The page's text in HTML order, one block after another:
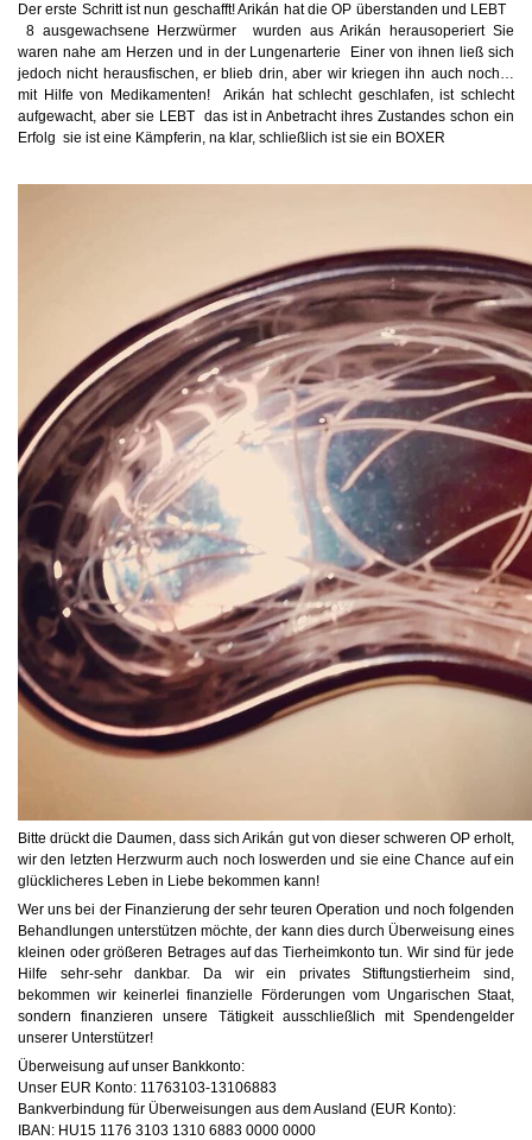
Der erste Schritt ist nun geschafft! Arikán hat die OP überstanden und LEBT
8 ausgewachsene Herzwürmer
wurden aus Arikán herausoperiertSie
waren nahe am Herzen und in der Lungenarterie
Einer von ihnen ließ sich
jedoch nicht herausfischen, er blieb drin, aber wir kriegen ihn auch noch…
mit Hilfe von Medikamenten!
Arikán hat schlecht geschlafen, ist schlecht
aufgewacht, aber sie LEBT das ist in Anbetracht ihres Zustandes schon ein
Erfolg sie ist eine Kämpferin, na klar, schließlich ist sie ein BOXER
Bitte drückt die Daumen, dass sich Arikán gut von dieser schweren OP erholt,
wir den letzten Herzwurm auch noch loswerden und sie eine Chance auf ein
glücklicheres Leben in Liebe bekommen kann!
Wer uns bei der Finanzierung der sehr teuren Operation und noch folgenden
Behandlungen unterstützen möchte, der kann dies durch Überweisung eines
kleinen oder größeren Betrages auf das Tierheimkonto tun. Wir sind für jede
Hilfe sehr-sehr dankbar. Da wir ein privates Stiftungstierheim sind,
bekommen wir keinerlei finanzielle Förderungen vom Ungarischen Staat,
sondern finanzieren unsere Tätigkeit ausschließlich mit Spendengelder
unserer Unterstützer!
Überweisung auf unser Bankkonto:
Unser EUR Konto: 11763103-13106883
Bankverbindung für Überweisungen aus dem Ausland (EUR Konto):
IBAN: HU15 1176 3103 1310 6883 0000 0000